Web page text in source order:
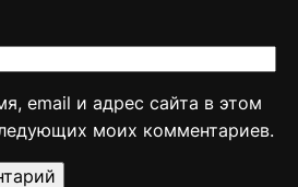
email и адрес сайта в этом
моих комментариев.